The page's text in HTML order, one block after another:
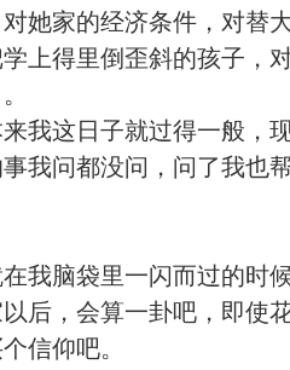
她家的经济条件，对替
上得里倒歪斜的孩子，
我这日子就过得一般，
我问都没问，问了我也
我脑袋里一闪而过的时
后，会算一卦吧，即使
信仰吧。